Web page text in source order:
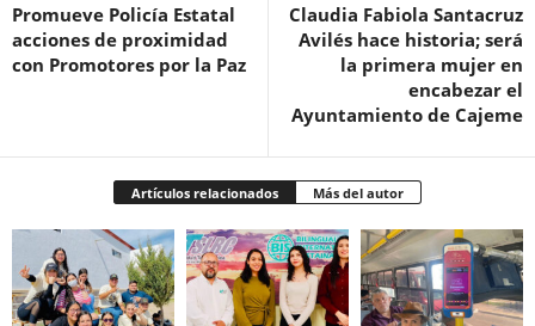
Promueve Policía Estatal
acciones de proximidad
con Promotores por la Paz
Claudia Fabiola Santacruz
Avilés hace historia; será
la primera mujer en
encabezar el
Ayuntamiento de Cajeme
Artículos relacionados Más del autor